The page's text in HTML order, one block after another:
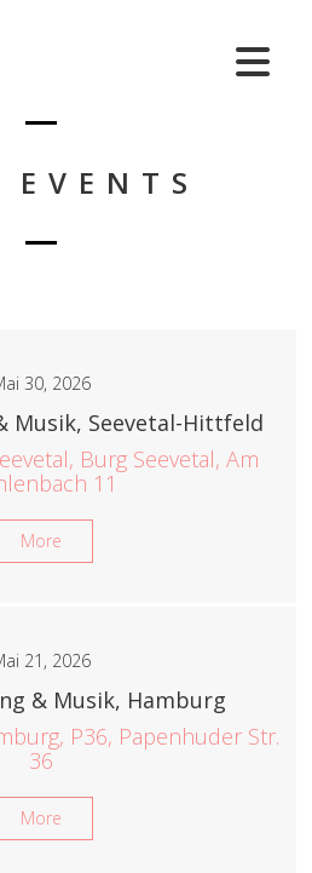
EVENTS
30, 2026
Musik, Seevetal-Hittfeld
Burg Seevetal, Am
11
More
21, 2026
& Musik, Hamburg
P36, Papenhuder Str.
36
More